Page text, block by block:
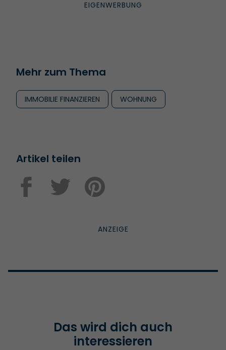
Mehr zum Thema
IMMOBILIE FINANZIEREN WOHNUNG
Artikel teilen
Das wird dich auch
interessieren